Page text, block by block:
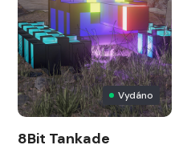
Vydáno
8Bit Tankade